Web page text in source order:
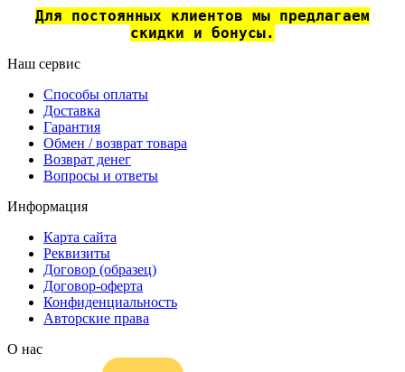
Для постоянных клиентов мы предлагаем
скидки и бонусы.
Наш сервис
Способы оплаты
Доставка
Гарантия
Обмен / возврат товара
Возврат денег
Вопросы и ответы
Информация
Карта сайта
Реквизиты
Договор (образец)
Договор-оферта
Конфиденциальность
Авторские права
О нас